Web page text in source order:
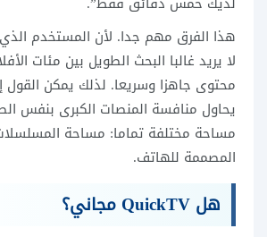
لا يريد غالبا البحث الطويل بين مئات
محتوى جاهزا وسريعا. لذلك يمكن القول
يحاول منافسة المنصات الكبرى بنفس
مساحة مختلفة تماما: مساحة
المصممة للهاتف.
هل QuickTV مجاني؟